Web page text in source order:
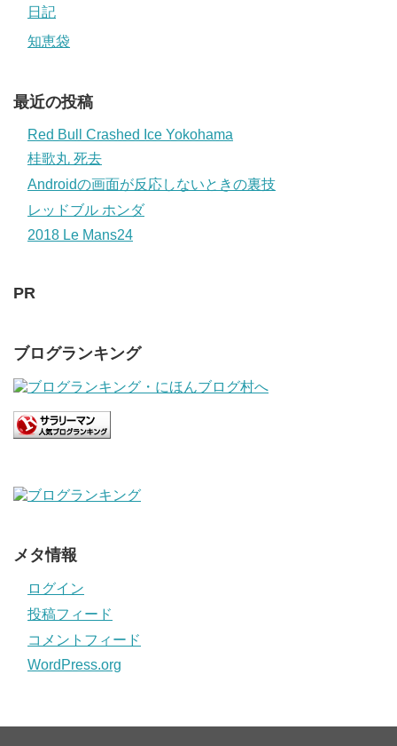
日記
知恵袋
最近の投稿
Red Bull Crashed Ice Yokohama
桂歌丸 死去
Androidの画面が反応しないときの裏技
レッドブル ホンダ
2018 Le Mans24
PR
ブログランキング
メタ情報
ログイン
投稿フィード
コメントフィード
WordPress.org